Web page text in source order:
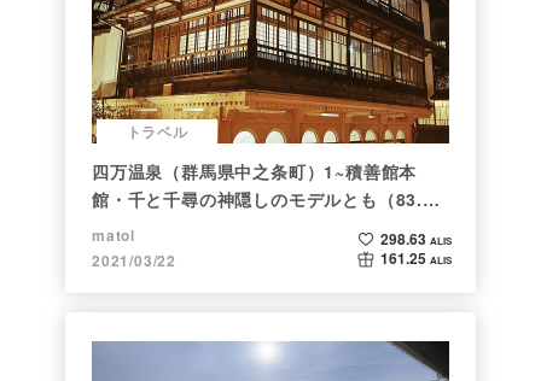
トラベル
四万温泉（群馬県中之条町）1~積善館本
館・千と千尋の神隠しのモデルとも（83.と
らべるショット）
matol
2021/03/22
298.63 ALIS
161.25 ALIS